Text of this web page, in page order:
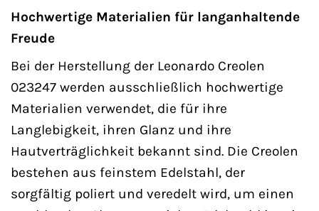
Hochwertige Materialien für langanhaltende
Freude
Bei der Herstellung der Leonardo Creolen
023247 werden ausschließlich hochwertige
Materialien verwendet, die für ihre
Langlebigkeit, ihren Glanz und ihre
Hautverträglichkeit bekannt sind. Die Creolen
bestehen aus feinstem Edelstahl, der
sorgfältig poliert und veredelt wird, um einen